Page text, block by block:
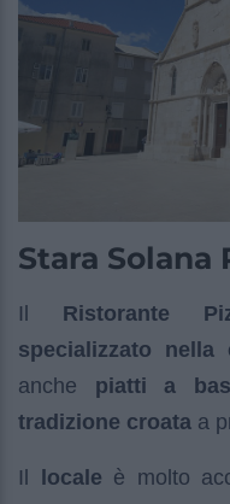
Stara Solana
Il Ristorante
specializzato
anche piatti a
tradizione croata a
Il locale è molto